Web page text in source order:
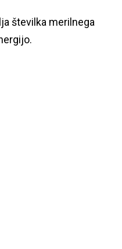
številka merilnega